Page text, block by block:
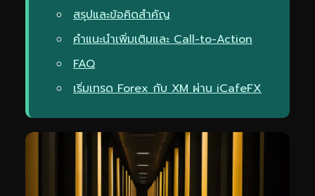
สรุปและข้อคิดสำคัญ
คำแนะนำเพิ่มเติมและ Call-to-Action
FAQ
เริ่มเทรด Forex กับ XM ผ่าน iCafeFX